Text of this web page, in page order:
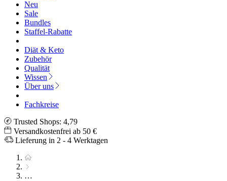
Neu
Sale
Bundles
Staffel-Rabatte
Diät & Keto
Zubehör
Qualität
Wissen
Über uns
Fachkreise
Trusted Shops: 4,79
Versandkostenfrei ab 50 €
Lieferung in 2 - 4 Werktagen
…